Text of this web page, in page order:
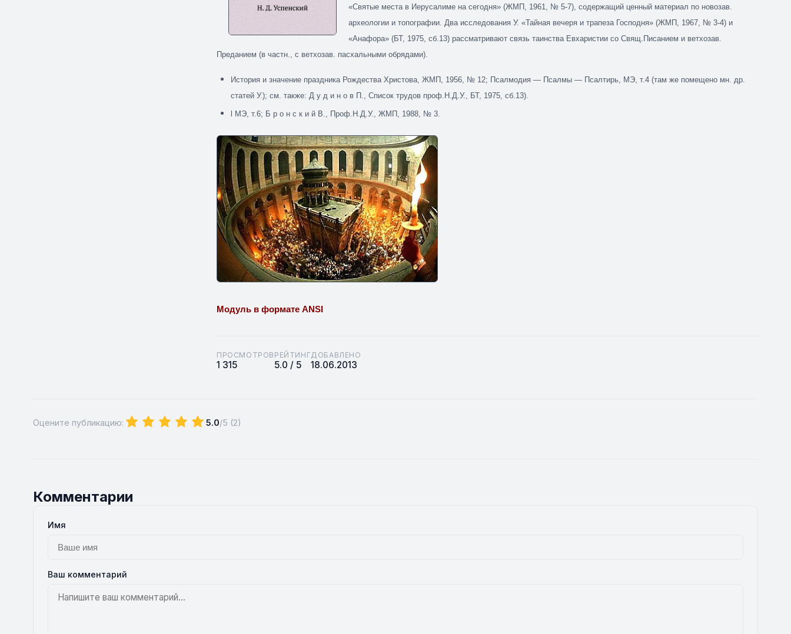
«Святые места в Иерусалиме на сегодня» (ЖМП, 1961, № 5-7), содержащий ценный материал по новозав.
археологии и топографии. Два исследования У. «Тайная вечеря и трапеза Господня» (ЖМП, 1967, № 3-4) и
«Анафора» (БТ, 1975, сб.13) рассматривают связь таинства Евхаристии со Свящ.Писанием и ветхозав.
Преданием (в частн., с ветхозав. пасхальными обрядами).
История и значение праздника Рождества Христова, ЖМП, 1956, № 12; Псалмодия — Псалмы — Псалтирь, МЭ, т.4 (там же помещено мн. др.
статей У.); см. также: Д у д и н о в П., Список трудов проф.Н.Д.У., БТ, 1975, сб.13).
l МЭ, т.6; Б р о н с к и й В., Проф.Н.Д.У., ЖМП, 1988, № 3.
Модуль в формате ANSI
ПРОСМОТРОВ
1 315
РЕЙТИНГ
5.0 / 5
ДОБАВЛЕНО
18.06.2013
Оцените публикацию: 5.0/5 (2)
Комментарии
Имя
Ваш комментарий